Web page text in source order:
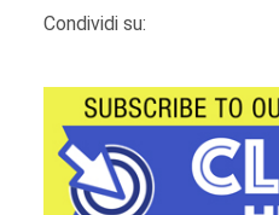
Condividi su: